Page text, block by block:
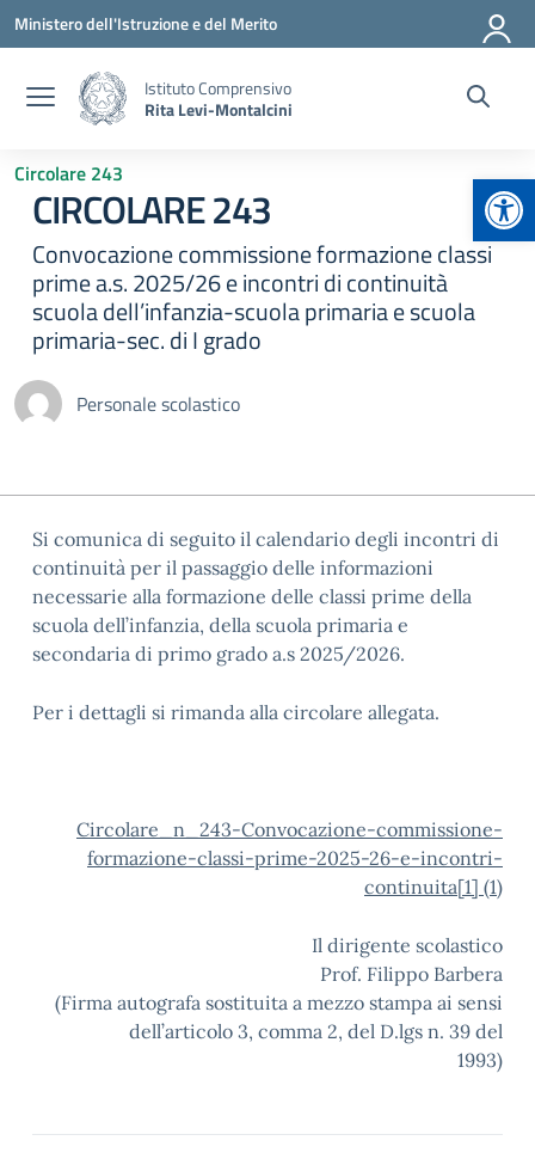
Vai ai contenuti
Vai al menu di navigazione
Vai al footer
Ministero dell'Istruzione e del Merito
Istituto Comprensivo
Rita Levi-Montalcini
Circolare 243
CIRCOLARE 243
Convocazione commissione formazione classi
prime a.s. 2025/26 e incontri di continuità
scuola dell’infanzia-scuola primaria e scuola
primaria-sec. di I grado
Personale scolastico
Si comunica di seguito il calendario degli incontri di
continuità per il passaggio delle informazioni
necessarie alla formazione delle classi prime della
scuola dell’infanzia, della scuola primaria e
secondaria di primo grado a.s 2025/2026.
Per i dettagli si rimanda alla circolare allegata.
Circolare_n_243-Convocazione-commissione-
formazione-classi-prime-2025-26-e-incontri-
continuita[1] (1)
Il dirigente scolastico
Prof. Filippo Barbera
(Firma autografa sostituita a mezzo stampa ai sensi
dell’articolo 3, comma 2, del D.lgs n. 39 del
1993)